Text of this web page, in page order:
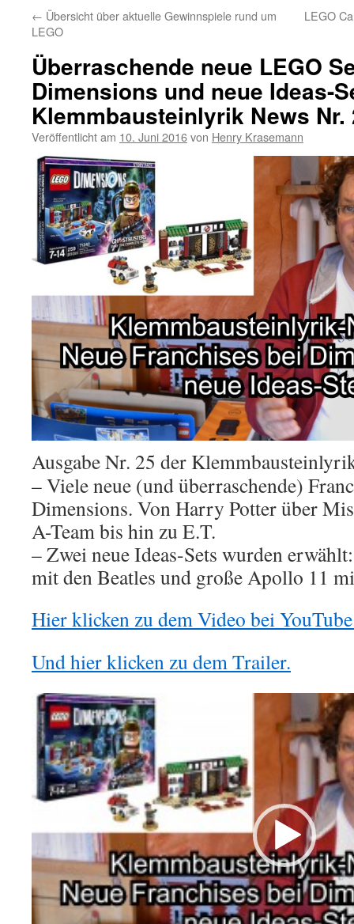
← Übersicht über aktuelle Gewinnspiele rund um
LEGO
LEGO
Überraschende neue LEGO
Dimensions und neue Ideas-
Klemmbausteinlyrik News Nr.
Veröffentlicht am 10. Juni 2016von Henry Krasemann
Ausgabe Nr. 25 der
– Viele neue (und überraschende)
Dimensions. Von Harry Potter über
A-Team bis hin zu E.T.
– Zwei neue Ideas-Sets wurden
mit den Beatles und große Apollo 11
Hier klicken zu dem Video bei
Und hier klicken zu dem Trailer.
Video-
Player